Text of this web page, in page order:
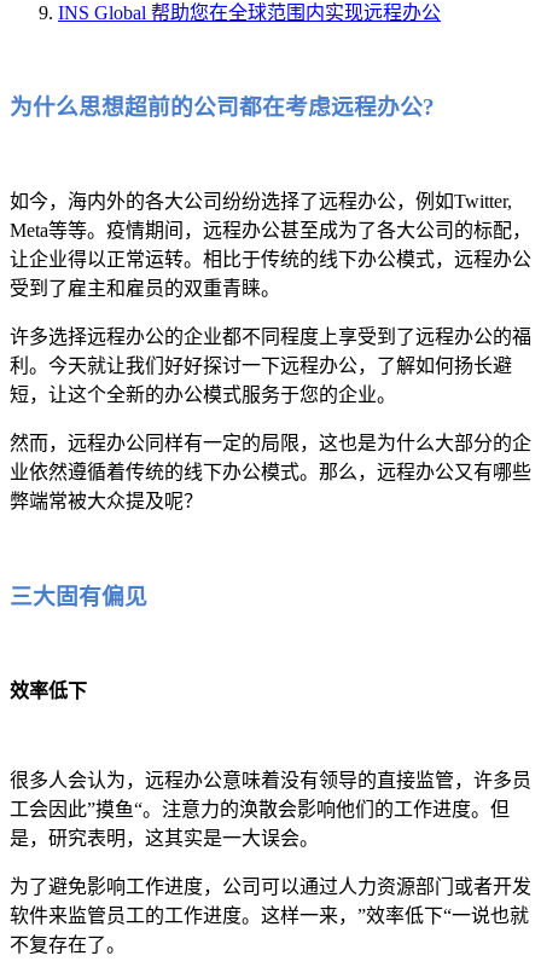
INS Global 帮助您在全球范围内实现远程办公
为什么思想超前的公司都在考虑远程办公?
如今，海内外的各大公司纷纷选择了远程办公，例如Twitter,
Meta等等。疫情期间，远程办公甚至成为了各大公司的标配，
让企业得以正常运转。相比于传统的线下办公模式，远程办公
受到了雇主和雇员的双重青睐。
许多选择远程办公的企业都不同程度上享受到了远程办公的福
利。今天就让我们好好探讨一下远程办公，了解如何扬长避
短，让这个全新的办公模式服务于您的企业。
然而，远程办公同样有一定的局限，这也是为什么大部分的企
业依然遵循着传统的线下办公模式。那么，远程办公又有哪些
弊端常被大众提及呢？
三大固有偏见
效率低下
很多人会认为，远程办公意味着没有领导的直接监管，许多员
工会因此”摸鱼“。注意力的涣散会影响他们的工作进度。但
是，研究表明，这其实是一大误会。
为了避免影响工作进度，公司可以通过人力资源部门或者开发
软件来监管员工的工作进度。这样一来，”效率低下“一说也就
不复存在了。